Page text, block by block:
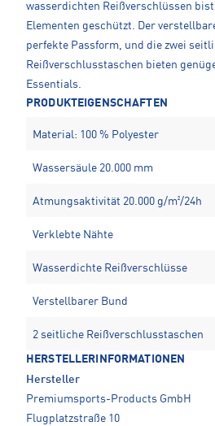
wasserdichten Reißverschlüssen
Elementen geschützt. Der
perfekte Passform, und die zwei
Reißverschlusstaschen bieten
Essentials.
PRODUKTEIGENSCHAFTEN
Material: 100 % Polyester
Wassersäule 20.000 mm
Atmungsaktivität 20.000 g/m²/24h
Verklebte Nähte
Wasserdichte Reißverschlüsse
Verstellbarer Bund
2 seitliche Reißverschlusstaschen
HERSTELLERINFORMATIONEN
Hersteller
Premiumsports-Products GmbH
Flugplatzstraße 10